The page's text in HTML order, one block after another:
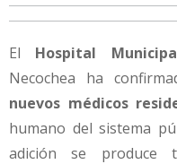
El Hospital
Necochea ha
nuevos médicos
humano del sistema
adición se produce